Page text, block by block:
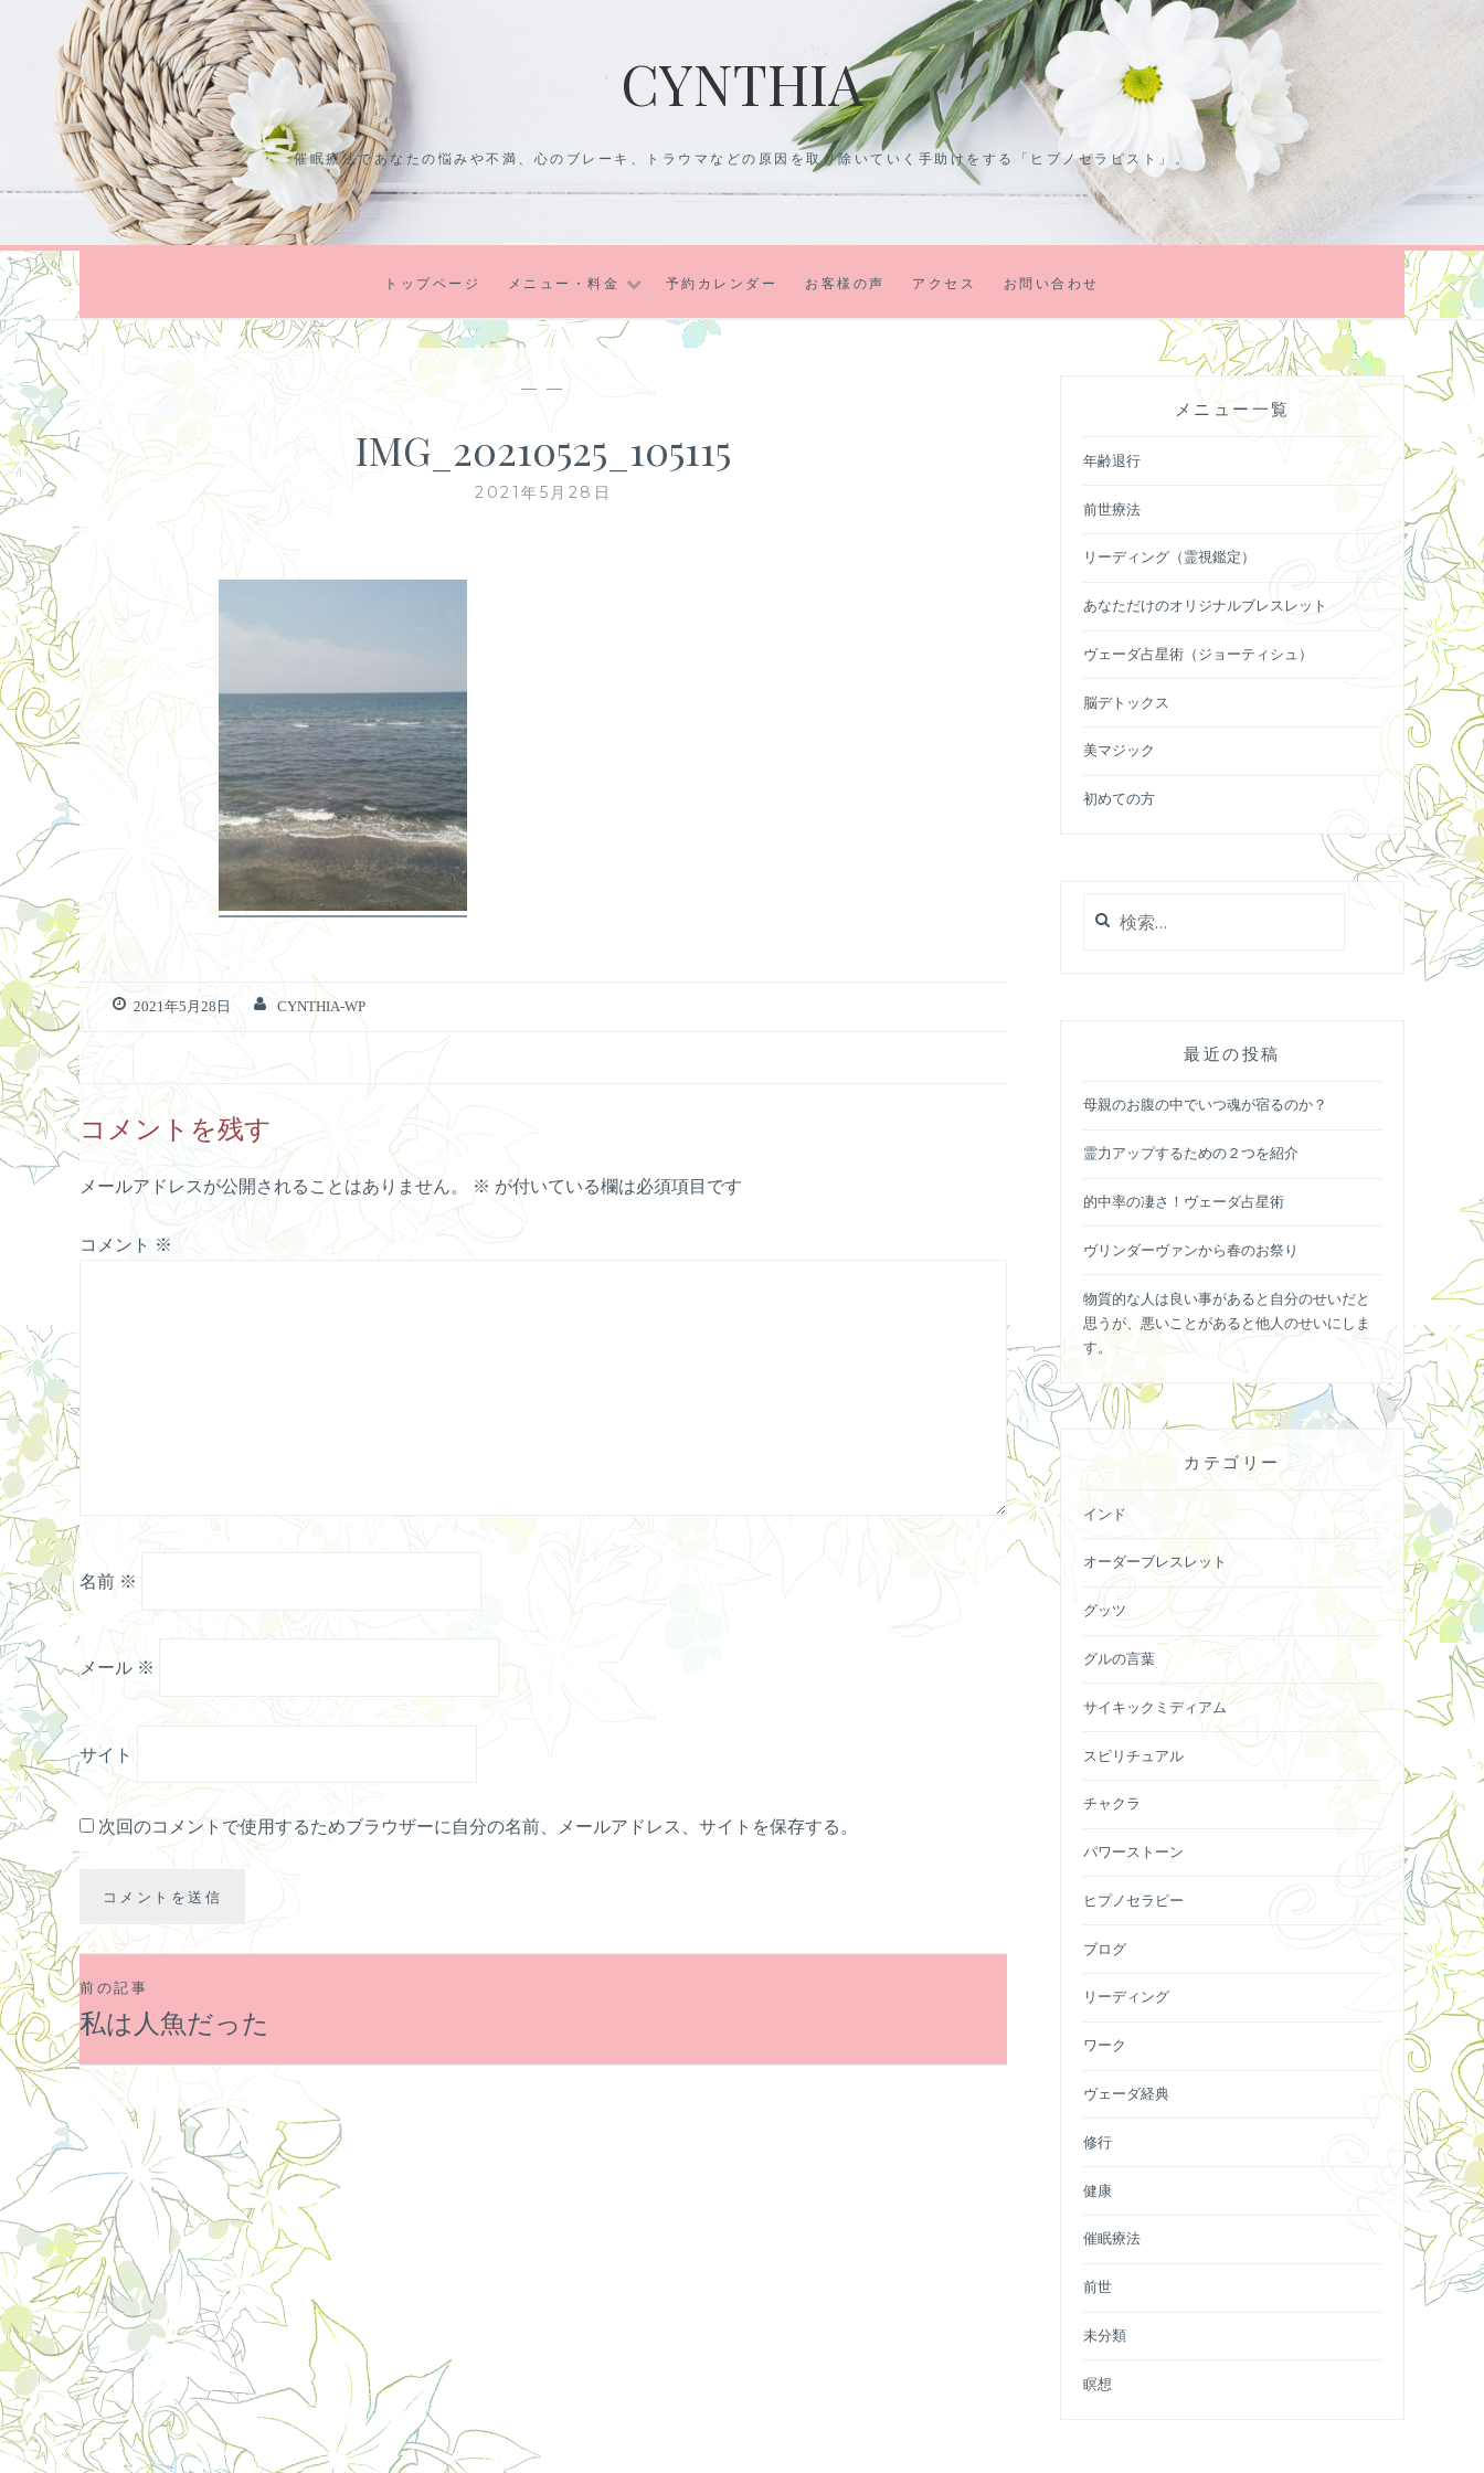
ス
ッ
プ
CYNTHIA
催眠療法であなたの悩みや不満、心のブレーキ、トラウマなどの原因を取り除いていく手助けをする「ヒプノセラピスト」。
トップページ メニュー・料金 予約カレンダー お客様の声 アクセス お問い合わせ
— —
IMG_20210525_105115
2021年5月28日
2021年5月28日 CYNTHIA-WP
コメントを残す
メールアドレスが公開されることはありません。 ※ が付いている欄は必須項目です
コメント ※
名前 ※
メール ※
サイト
次回のコメントで使用するためブラウザーに自分の名前、メールアドレス、サイトを保存する。
投
稿
ナ
ビ
ゲ
ー
シ
前の記事
私は人魚だった
メニュー一覧
年齢退行
前世療法
リーディング（霊視鑑定）
あなただけのオリジナルブレスレット
ヴェーダ占星術（ジョーティシュ）
脳デトックス
美マジック
初めての方
索:
最近の投稿
母親のお腹の中でいつ魂が宿るのか？
霊力アップするための２つを紹介
的中率の凄さ！ヴェーダ占星術
ヴリンダーヴァンから春のお祭り
物質的な人は良い事があると自分のせいだと
思うが、悪いことがあると他人のせいにしま
す。
カテゴリー
インド
オーダーブレスレット
グッツ
グルの言葉
サイキックミディアム
スピリチュアル
チャクラ
パワーストーン
ヒプノセラピー
ブログ
リーディング
ワーク
ヴェーダ経典
修行
健康
催眠療法
前世
未分類
瞑想